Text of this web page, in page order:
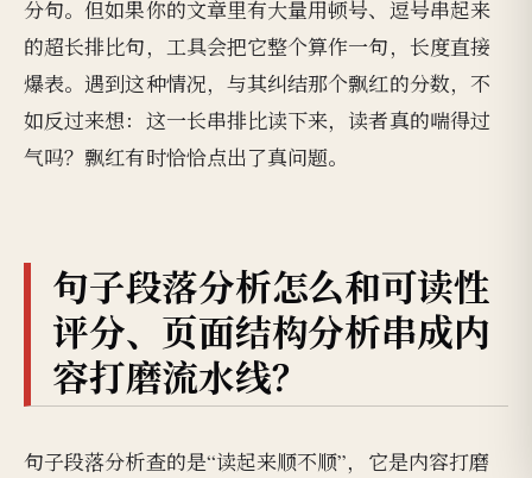
分句。但如果你的文章里有大量用顿号、逗号串起来
的超长排比句，工具会把它整个算作一句，长度直接
爆表。遇到这种情况，与其纠结那个飘红的分数，不
如反过来想：这一长串排比读下来，读者真的喘得过
气吗？飘红有时恰恰点出了真问题。
句子段落分析怎么和可读性
评分、页面结构分析串成内
容打磨流水线？
句子段落分析查的是“读起来顺不顺”，它是内容打磨